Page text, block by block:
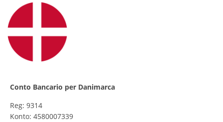
Conto Bancario per Danimarca
Reg: 9314
Konto: 4580007339